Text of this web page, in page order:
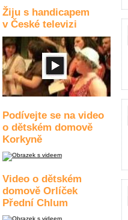
Žiju s handicapem
v České televizi
Podívejte se na video
o dětském domově
Korkyně
Video o dětském
domově Orlíček
Přední Chlum